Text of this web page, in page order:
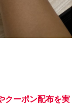
クーポン配布を実